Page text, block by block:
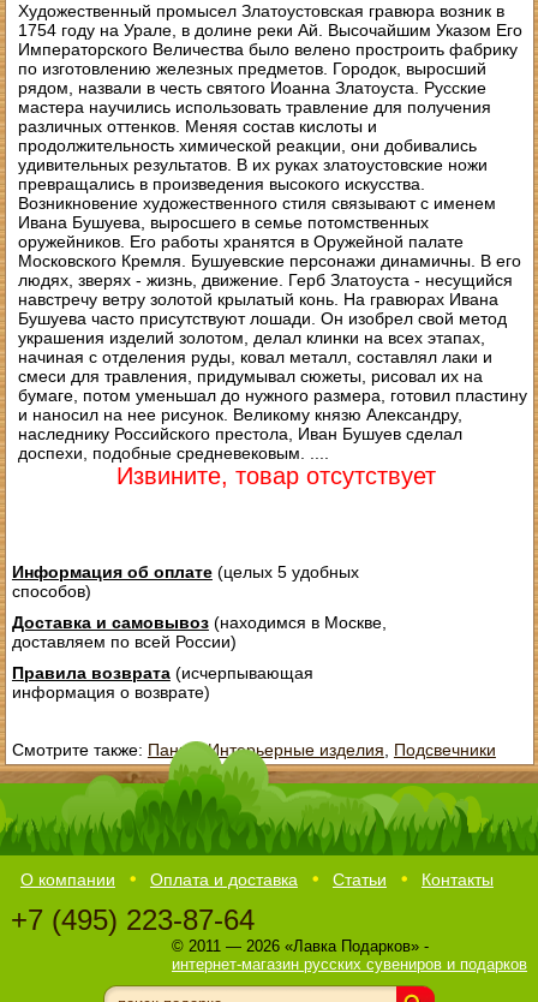
Художественный промысел Златоустовская гравюра возник в
1754 году на Урале, в долине реки Ай. Высочайшим Указом Его
Императорского Величества было велено простроить фабрику
по изготовлению железных предметов. Городок, выросший
рядом, назвали в честь святого Иоанна Златоуста. Русские
мастера научились использовать травление для получения
различных оттенков. Меняя состав кислоты и
продолжительность химической реакции, они добивались
удивительных результатов. В их руках златоустовские ножи
превращались в произведения высокого искусства.
Возникновение художественного стиля связывают с именем
Ивана Бушуева, выросшего в семье потомственных
оружейников. Его работы хранятся в Оружейной палате
Московского Кремля. Бушуевские персонажи динамичны. В его
людях, зверях - жизнь, движение. Герб Златоуста - несущийся
навстречу ветру золотой крылатый конь. На гравюрах Ивана
Бушуева часто присутствуют лошади. Он изобрел свой метод
украшения изделий золотом, делал клинки на всех этапах,
начиная с отделения руды, ковал металл, составлял лаки и
смеси для травления, придумывал сюжеты, рисовал их на
бумаге, потом уменьшал до нужного размера, готовил пластину
и наносил на нее рисунок. Великому князю Александру,
наследнику Российского престола, Иван Бушуев сделал
доспехи, подобные средневековым. ....
Извините, товар отсутствует
Информация об оплате(целых 5 удобных
способов)
Доставка и самовывоз(находимся в Москве,
доставляем по всей России)
Правила возврата(исчерпывающая
информация о возврате)
Смотрите также: Панно ,Интерьерные изделия Подсвечники
О компании Оплата и доставка Статьи Контакты
+7 (495) 223-87-64
© 2011 — 2026 «Лавка Подарков» -
интернет-магазин русских сувениров и подарков